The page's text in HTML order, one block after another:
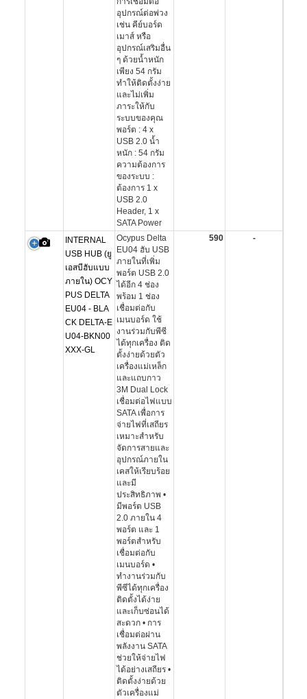
อุปกรณ์ต่อพ่วง
เช่น คีย์บอร์ด
เมาส์ หรือ
อุปกรณ์เสริมอื่น
ๆ ด้วยน้ำหนัก
เพียง 54 กรัม
ทำให้ติดตั้งง่าย
และไม่เพิ่ม
ภาระให้กับ
ระบบของคุณ
พอร์ต : 4 x
USB 2.0 น้ำ
หนัก : 54 กรัม
ความต้องการ
ของระบบ :
ต้องการ 1 x
USB 2.0
Header, 1 x
SATA Power
INTERNAL
USB HUB (ยู
เอสบีฮับแบบ
ภายใน) OCY
PUS DELTA
EU04 - BLA
CK DELTA-E
U04-BKN00
XXX-GL
Ocypus Delta
EU04 ฮับ USB
ภายในที่เพิ่ม
พอร์ต USB 2.0
ได้อีก 4 ช่อง
พร้อม 1 ช่อง
เชื่อมต่อกับ
เมนบอร์ด ใช้
งานร่วมกับพีซี
ได้ทุกเครื่อง ติด
ตั้งง่ายด้วยตัว
เครื่องแม่เหล็ก
และแถบกาว
3M Dual Lock
เชื่อมต่อไฟแบบ
SATA เพื่อการ
จ่ายไฟที่เสถียร
เหมาะสำหรับ
จัดการสายและ
อุปกรณ์ภายใน
เคสให้เรียบร้อย
และมี
ประสิทธิภาพ •
มีพอร์ต USB
2.0 ภายใน 4
พอร์ต และ 1
พอร์ตสำหรับ
เชื่อมต่อกับ
เมนบอร์ด •
ทำงานร่วมกับ
พีซีได้ทุกเครื่อง
ติดตั้งได้ง่าย
และเก็บซ่อนได้
สะดวก • การ
เชื่อมต่อผ่าน
พลังงาน SATA
ช่วยให้จ่ายไฟ
ได้อย่างเสถียร •
ติดตั้งง่ายด้วย
ตัวเครื่องแม่
590 -